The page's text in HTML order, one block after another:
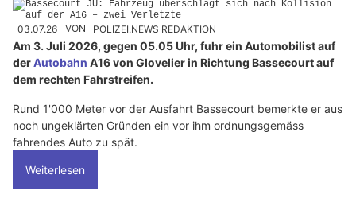
03.07.26 VON POLIZEI.NEWS REDAKTION
Am 3. Juli 2026, gegen 05.05 Uhr, fuhr ein Automobilist auf
derAutobahn A16 von Glovelier in Richtung Bassecourt auf
dem rechten Fahrstreifen.
Rund 1'000 Meter vor der Ausfahrt Bassecourt bemerkte er aus
noch ungeklärten Gründen ein vor ihm ordnungsgemäss
fahrendes Auto zu spät.
Weiterlesen